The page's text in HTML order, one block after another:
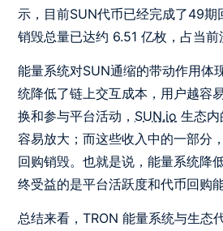
示，目前SUN代币已经完成了49期
销毁总量已达约 6.51 亿枚，占当前
能量系统对SUN通缩的带动作用体
统降低了链上交互成本，用户越容
换和参与平台活动， SUN.io 生态内
容易放大；而这些收入中的一部分
回购销毁。也就是说，能量系统降
终受益的是平台活跃度和代币回购能
总结来看，TRON 能量系统与生态